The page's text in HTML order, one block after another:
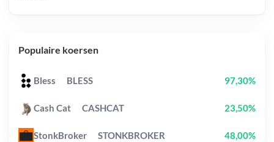
Populaire koersen
Bless BLESS 97,30%
Cash Cat CASHCAT 23,50%
StonkBroker STONKBROKER 48,00%